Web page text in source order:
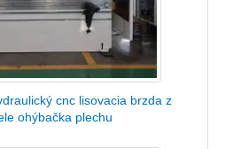
cnc lisovacia brzda z
ohýbačka plechu